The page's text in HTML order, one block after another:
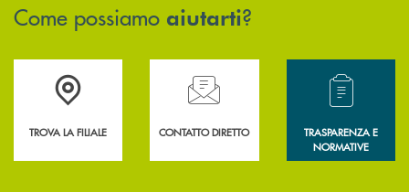
Come possiamo aiutarti?
Accedi all' elenco completo delle filiali .
TROVA LA FILIALE
Hai bisogno di assistenza immediata?
CONTATTO DIRETTO
Hai bisogno di
TRASPARENZA E
NORMATIVE